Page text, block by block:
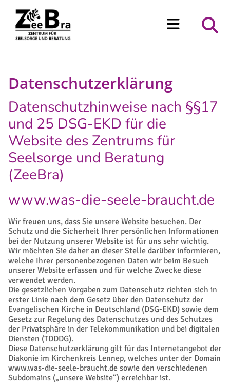
Zum Inhalt springen
Datenschutzerklärung
Datenschutzhinweise nach §§17
und 25 DSG-EKD für die
Website des Zentrums für
Seelsorge und Beratung
(ZeeBra)
www.was-die-seele-braucht.de
Wir freuen uns, dass Sie unsere Website besuchen. Der
Schutz und die Sicherheit Ihrer persönlichen Informationen
bei der Nutzung unserer Website ist für uns sehr wichtig.
Wir möchten Sie daher an dieser Stelle darüber informieren,
welche Ihrer personenbezogenen Daten wir beim Besuch
unserer Website erfassen und für welche Zwecke diese
verwendet werden.
Die gesetzlichen Vorgaben zum Datenschutz richten sich in
erster Linie nach dem Gesetz über den Datenschutz der
Evangelischen Kirche in Deutschland (DSG-EKD) sowie dem
Gesetz zur Regelung des Datenschutzes und des Schutzes
der Privatsphäre in der Telekommunikation und bei digitalen
Diensten (TDDDG).
Diese Datenschutzerklärung gilt für das Internetangebot der
Diakonie im Kirchenkreis Lennep, welches unter der Domain
www.was-die-seele-braucht.de sowie den verschiedenen
Subdomains („unsere Website“) erreichbar ist.